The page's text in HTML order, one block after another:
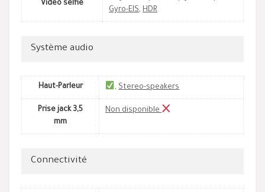
Vidéo selfie
Gyro-EIS, HDR
Système audio
Haut-Parleur ,Stereo-speakers
Prise jack 3,5
mm
Non disponible
Connectivité